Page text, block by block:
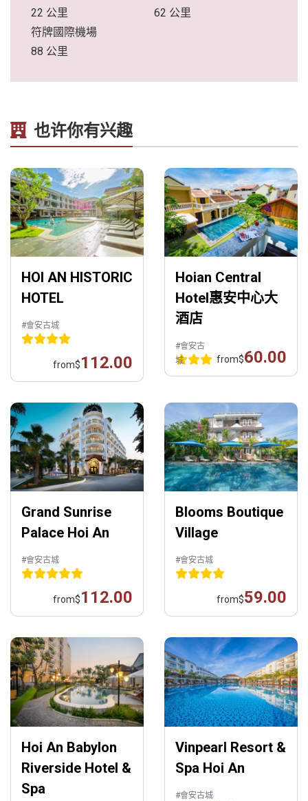
22 公里
62 公里
符牌國際機場
88 公里
也许你有兴趣
HOI AN HISTORIC
HOTEL
#會安古城
from$112.00
Hoian Central
Hotel惠安中心大
酒店
#會安古
城
from$60.00
Grand Sunrise
Palace Hoi An
#會安古城
from$112.00
Blooms Boutique
Village
#會安古城
from$59.00
Hoi An Babylon
Riverside Hotel &
Spa
Vinpearl Resort &
Spa Hoi An
#會安古城